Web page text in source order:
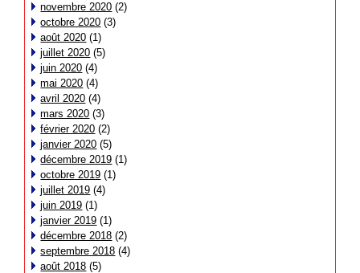
novembre 2020 (2)
octobre 2020 (3)
août 2020 (1)
juillet 2020 (5)
juin 2020 (4)
mai 2020 (4)
avril 2020 (4)
mars 2020 (3)
février 2020 (2)
janvier 2020 (5)
décembre 2019 (1)
octobre 2019 (1)
juillet 2019 (4)
juin 2019 (1)
janvier 2019 (1)
décembre 2018 (2)
septembre 2018 (4)
août 2018 (5)